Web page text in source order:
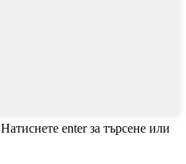
Натиснете enter за търсене или